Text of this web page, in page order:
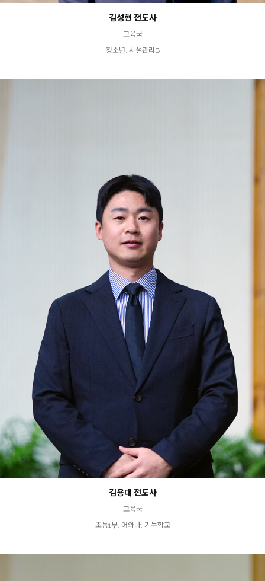
김성현 전도사
교육국
청소년, 시설관리B
김용대 전도사
교육국
초등1부, 어와나, 기독학교